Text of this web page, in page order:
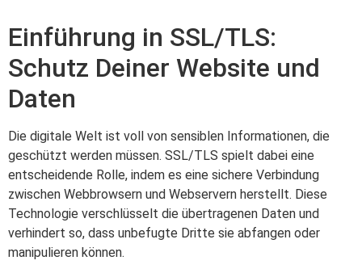
Einführung in SSL/TLS:
Schutz Deiner Website und
Daten
Die digitale Welt ist voll von sensiblen Informationen, die
geschützt werden müssen. SSL/TLS spielt dabei eine
entscheidende Rolle, indem es eine sichere Verbindung
zwischen Webbrowsern und Webservern herstellt. Diese
Technologie verschlüsselt die übertragenen Daten und
verhindert so, dass unbefugte Dritte sie abfangen oder
manipulieren können.